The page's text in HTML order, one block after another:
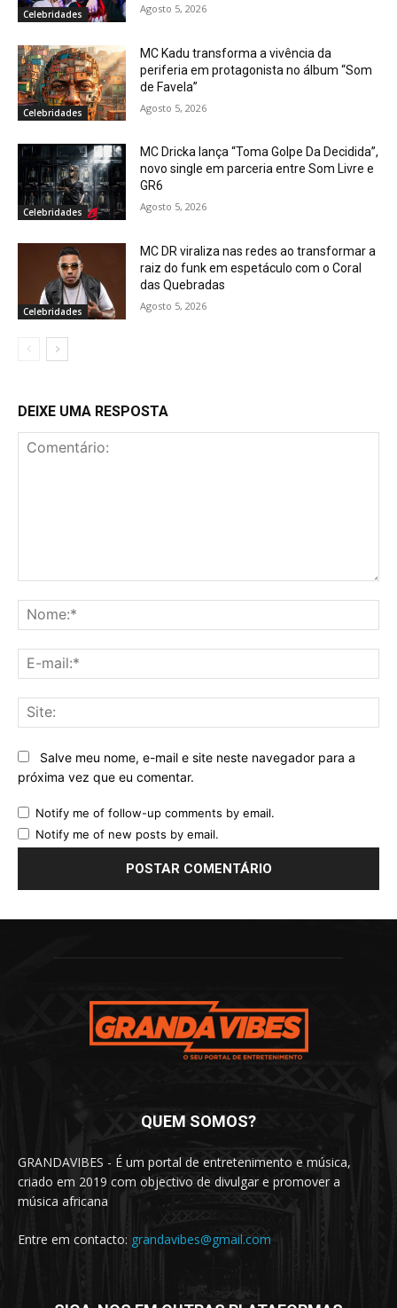
Celebridades Agosto 5, 2026
Celebridades
MC Kadu transforma a vivência da
periferia em protagonista no álbum “Som
de Favela”
Agosto 5, 2026
Celebridades
MC Dricka lança “Toma Golpe Da Decidida”,
novo single em parceria entre Som Livre e
GR6
Agosto 5, 2026
Celebridades
MC DR viraliza nas redes ao transformar a
raiz do funk em espetáculo com o Coral
das Quebradas
Agosto 5, 2026
DEIXE UMA RESPOSTA
Salve meu nome, e-mail e site neste navegador para a
próxima vez que eu comentar.
Notify me of follow-up comments by email.
Notify me of new posts by email.
QUEM SOMOS?
GRANDAVIBES - É um portal de entretenimento e música,
criado em 2019 com objectivo de divulgar e promover a
música africana
Entre em contacto: grandavibes@gmail.com